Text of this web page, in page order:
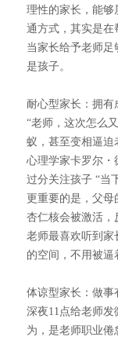
理性的家长，能够
通方式，其实是在
当家长给予老师
是孩子。
耐心型家长：拥
“老师，这次怎么
蚁，甚至变相逼迫
心理学家卡罗尔・
过分关注孩子 “当
更重要的是，父
杏仁核会被激活，
老师最喜欢听到家
的空间，不用被
体谅型家长：做事
深夜11点给老师
为，是老师职业倦